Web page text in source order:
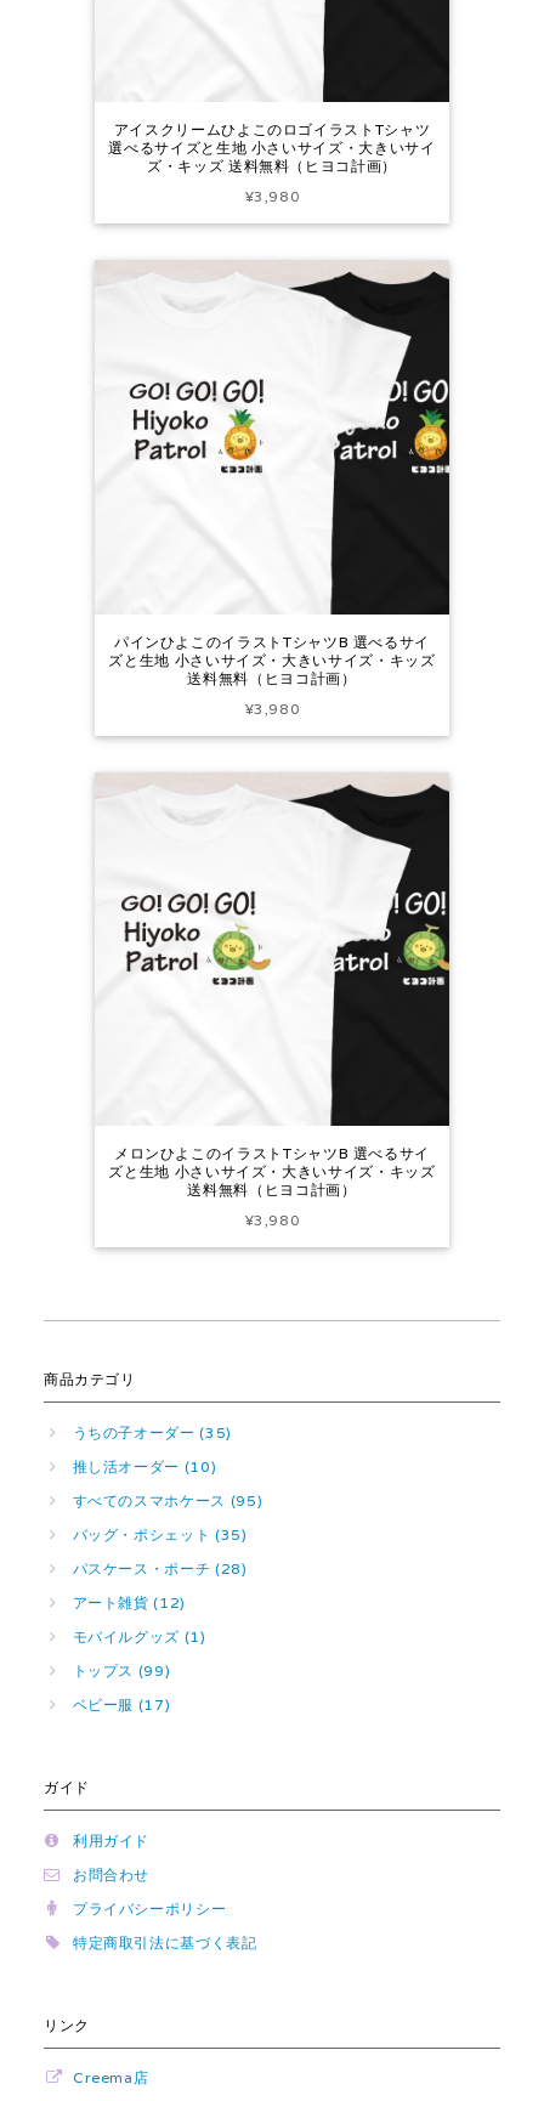
アイスクリームひよこのロゴイラストTシャツ
選べるサイズと生地 小さいサイズ・大きいサイ
ズ・キッズ 送料無料（ヒヨコ計画）
¥3,980
パインひよこのイラストTシャツB 選べるサイ
ズと生地 小さいサイズ・大きいサイズ・キッズ
送料無料（ヒヨコ計画）
¥3,980
メロンひよこのイラストTシャツB 選べるサイ
ズと生地 小さいサイズ・大きいサイズ・キッズ
送料無料（ヒヨコ計画）
¥3,980
商品カテゴリ
うちの子オーダー (35)
推し活オーダー (10)
すべてのスマホケース (95)
バッグ・ポシェット (35)
パスケース・ポーチ (28)
アート雑貨 (12)
モバイルグッズ (1)
トップス (99)
ベビー服 (17)
ガイド
利用ガイド
お問合わせ
プライバシーポリシー
特定商取引法に基づく表記
リンク
Creema店